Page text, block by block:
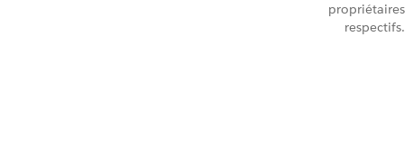
propriétaires
respectifs.